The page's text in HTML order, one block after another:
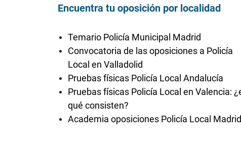
Encuentra tu oposición por localidad
Temario Policía Municipal Madrid
Convocatoria de las oposiciones a Policía
Local en Valladolid
Pruebas físicas Policía Local Andalucía
Pruebas físicas Policía Local en Valencia:
qué consisten?
Academia oposiciones Policía Local Madrid